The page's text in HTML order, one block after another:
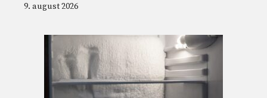
9. august 2026